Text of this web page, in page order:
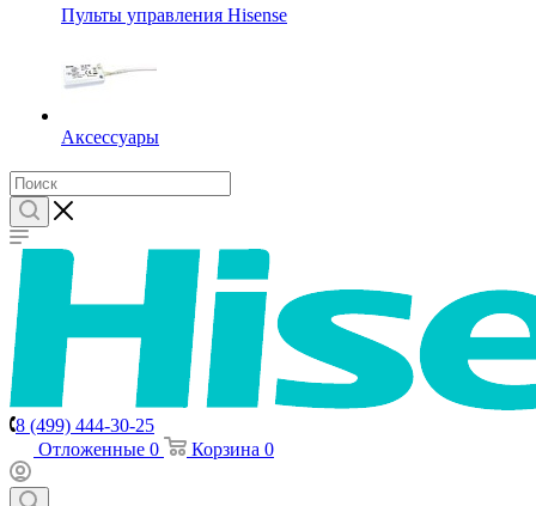
Пульты управления Hisense
Аксессуары
8 (499) 444-30-25
Отложенные 0 Корзина 0